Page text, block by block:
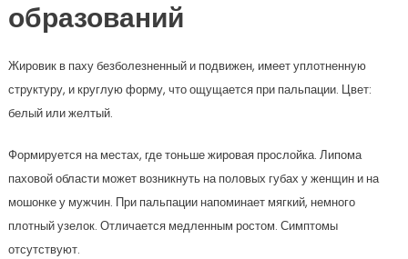
образований
Жировик в паху безболезненный и подвижен, имеет уплотненную
структуру, и круглую форму, что ощущается при пальпации. Цвет:
белый или желтый.
Формируется на местах, где тоньше жировая прослойка. Липома
паховой области может возникнуть на половых губах у женщин и на
мошонке у мужчин. При пальпации напоминает мягкий, немного
плотный узелок. Отличается медленным ростом. Симптомы
отсутствуют.